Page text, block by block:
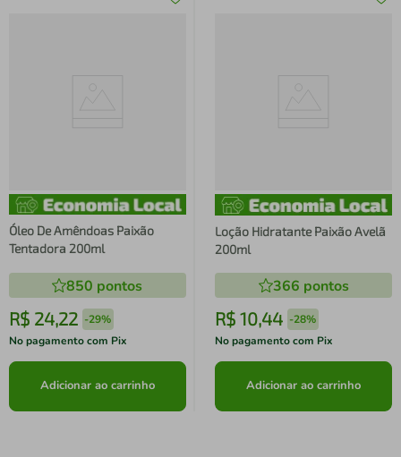
Óleo De Amêndoas Paixão
Tentadora 200ml
850 pontos
R$ 24,22 -29%
No pagamento com Pix
Adicionar ao carrinho
Loção Hidratante Paixão Avelã
200ml
366 pontos
R$ 10,44 -28%
No pagamento com Pix
Adicionar ao carrinho